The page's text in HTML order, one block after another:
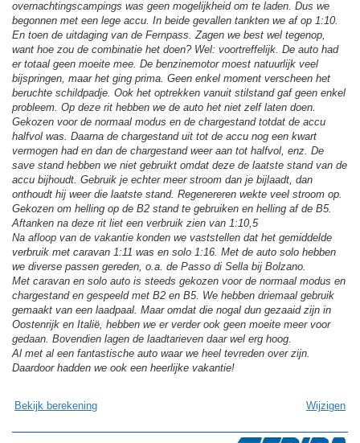
overnachtingscampings was geen mogelijkheid om te laden. Dus we
begonnen met een lege accu. In beide gevallen tankten we af op 1:10.
En toen de uitdaging van de Fernpass. Zagen we best wel tegenop,
want hoe zou de combinatie het doen? Wel: voortreffelijk. De auto had
er totaal geen moeite mee. De benzinemotor moest natuurlijk veel
bijspringen, maar het ging prima. Geen enkel moment verscheen het
beruchte schildpadje. Ook het optrekken vanuit stilstand gaf geen enkel
probleem. Op deze rit hebben we de auto het niet zelf laten doen.
Gekozen voor de normaal modus en de chargestand totdat de accu
halfvol was. Daarna de chargestand uit tot de accu nog een kwart
vermogen had en dan de chargestand weer aan tot halfvol, enz. De
save stand hebben we niet gebruikt omdat deze de laatste stand van de
accu bijhoudt. Gebruik je echter meer stroom dan je bijlaadt, dan
onthoudt hij weer die laatste stand. Regenereren wekte veel stroom op.
Gekozen om helling op de B2 stand te gebruiken en helling af de B5.
Aftanken na deze rit liet een verbruik zien van 1:10,5
Na afloop van de vakantie konden we vaststellen dat het gemiddelde
verbruik met caravan 1:11 was en solo 1:16. Met de auto solo hebben
we diverse passen gereden, o.a. de Passo di Sella bij Bolzano.
Met caravan en solo auto is steeds gekozen voor de normaal modus en
chargestand en gespeeld met B2 en B5. We hebben driemaal gebruik
gemaakt van een laadpaal. Maar omdat die nogal dun gezaaid zijn in
Oostenrijk en Italië, hebben we er verder ook geen moeite meer voor
gedaan. Bovendien lagen de laadtarieven daar wel erg hoog.
Al met al een fantastische auto waar we heel tevreden over zijn.
Daardoor hadden we ook een heerlijke vakantie!
Bekijk berekening Wijzigen